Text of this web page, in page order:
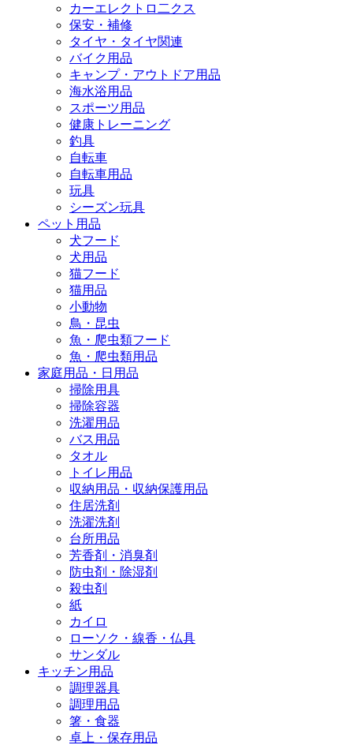
カーエレクトロ二クス
保安・補修
タイヤ・タイヤ関連
バイク用品
キャンプ・アウトドア用品
海水浴用品
スポーツ用品
健康トレーニング
釣具
自転車
自転車用品
玩具
シーズン玩具
ペット用品
犬フード
犬用品
猫フード
猫用品
小動物
鳥・昆虫
魚・爬虫類フード
魚・爬虫類用品
家庭用品・日用品
掃除用具
掃除容器
洗濯用品
バス用品
タオル
トイレ用品
収納用品・収納保護用品
住居洗剤
洗濯洗剤
台所用品
芳香剤・消臭剤
防虫剤・除湿剤
殺虫剤
紙
カイロ
ローソク・線香・仏具
サンダル
キッチン用品
調理器具
調理用品
箸・食器
卓上・保存用品